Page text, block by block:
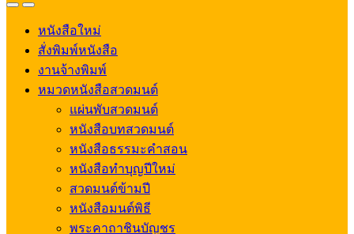
OpenClose
หนังสือใหม่
สั่งพิมพ์หนังสือ
งานจ้างพิมพ์
หมวดหนังสือสวดมนต์
แผ่นพับสวดมนต์
หนังสือบทสวดมนต์
หนังสือธรรมะคำสอน
หนังสือทำบุญปีใหม่
สวดมนต์ข้ามปี
หนังสือมนต์พิธี
พระคาถาชินบัญชร